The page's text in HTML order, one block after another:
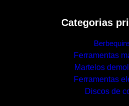
Categorias
Ferramentas
Martelos
Ferramentas
Discos de